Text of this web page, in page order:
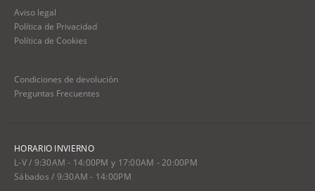
Aviso legal
Política de Privacidad
Política de Cookies
Condiciones de devolución
Preguntas Frecuentes
HORARIO INVIERNO
L-V / 9:30AM - 14:00PM y 17:00AM - 20:00PM
Sábados / 9:30AM - 14:00PM